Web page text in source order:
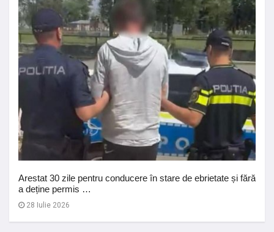
Arestat 30 zile pentru conducere în stare de ebrietate și fără
a deține permis …
28 Iulie 2026